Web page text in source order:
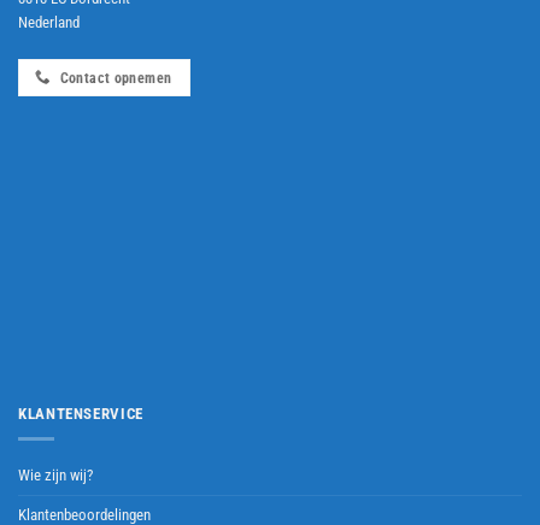
Nederland
Contact opnemen
KLANTENSERVICE
Wie zijn wij?
Klantenbeoordelingen